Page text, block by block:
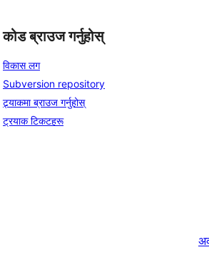
कोड ब्राउज गर्नुहोस्
विकास लग
Subversion repository
ट्र्याकमा ब्राउज गर्नुहोस्
ट्रयाक टिकटहरू